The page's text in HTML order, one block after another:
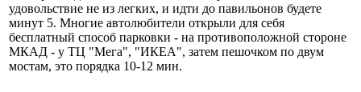
удовольствие не из легких, и идти до павильонов будете
минут 5. Многие автолюбители открыли для себя
бесплатный способ парковки - на противоположной стороне
МКАД - у ТЦ "Мега", "ИКЕА", затем пешочком по двум
мостам, это порядка 10-12 мин.